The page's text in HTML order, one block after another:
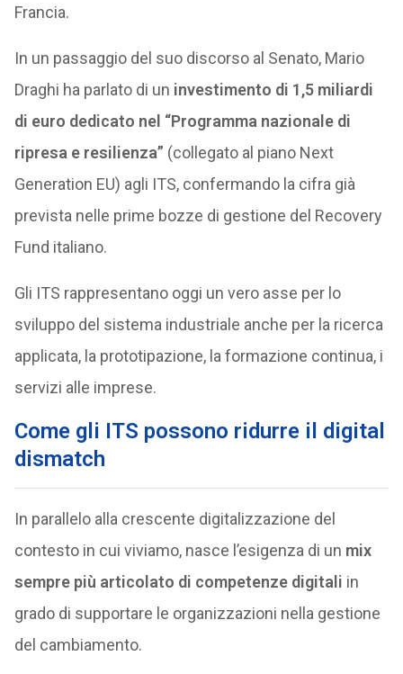
Francia.
In un passaggio del suo discorso al Senato, Mario
Draghi ha parlato di un investimento di 1,5 miliardi
di euro dedicato nel “Programma nazionale di
ripresa e resilienza” (collegato al piano Next
Generation EU) agli ITS, confermando la cifra già
prevista nelle prime bozze di gestione del Recovery
Fund italiano.
Gli ITS rappresentano oggi un vero asse per lo
sviluppo del sistema industriale anche per la ricerca
applicata, la prototipazione, la formazione continua, i
servizi alle imprese.
Come gli ITS possono ridurre il digital
dismatch
In parallelo alla crescente digitalizzazione del
contesto in cui viviamo, nasce l’esigenza di un mix
sempre più articolato di competenze digitali in
grado di supportare le organizzazioni nella gestione
del cambiamento.